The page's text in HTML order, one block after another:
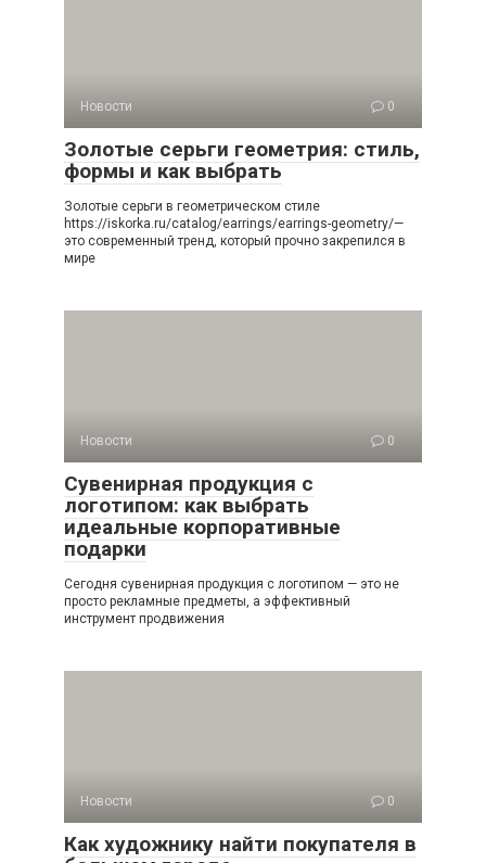
Новости 0
Золотые серьги геометрия: стиль,
формы и как выбрать
Золотые серьги в геометрическом стиле
https://iskorka.ru/catalog/earrings/earrings-geometry/—
это современный тренд, который прочно закрепился в
мире
Новости 0
Сувенирная продукция с
логотипом: как выбрать
идеальные корпоративные
подарки
Сегодня сувенирная продукция с логотипом — это не
просто рекламные предметы, а эффективный
инструмент продвижения
Новости 0
Как художнику найти покупателя в